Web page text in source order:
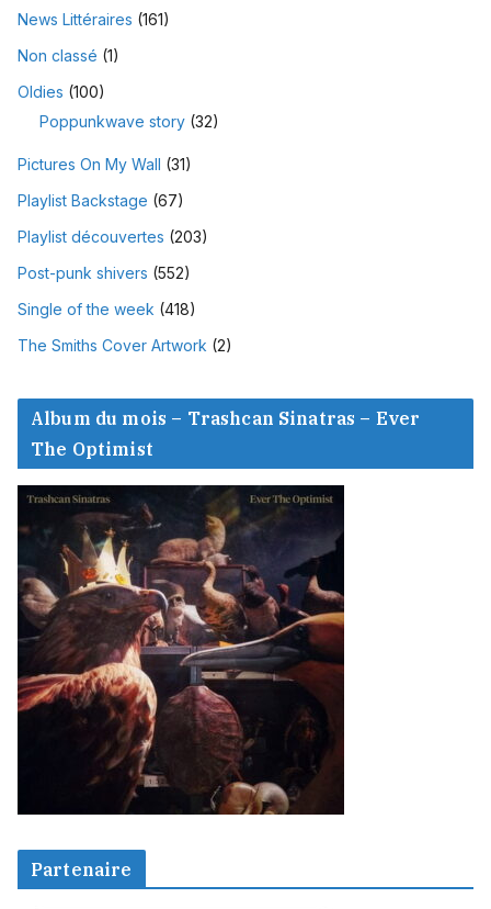
News Littéraires (161)
Non classé (1)
Oldies (100)
Poppunkwave story (32)
Pictures On My Wall (31)
Playlist Backstage (67)
Playlist découvertes (203)
Post-punk shivers (552)
Single of the week (418)
The Smiths Cover Artwork (2)
Album du mois – Trashcan Sinatras – Ever
The Optimist
Partenaire